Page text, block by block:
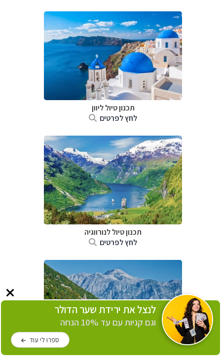
תכנון טיול ליוון
לחץ לפרטים
תכנון טיול לנורווגיה
לחץ לפרטים
תכנון טיול למונטנגרו
לנצל את ירידת שער הדולר
וגם קניות עם עד 10% הנחה
ספרו לי עוד